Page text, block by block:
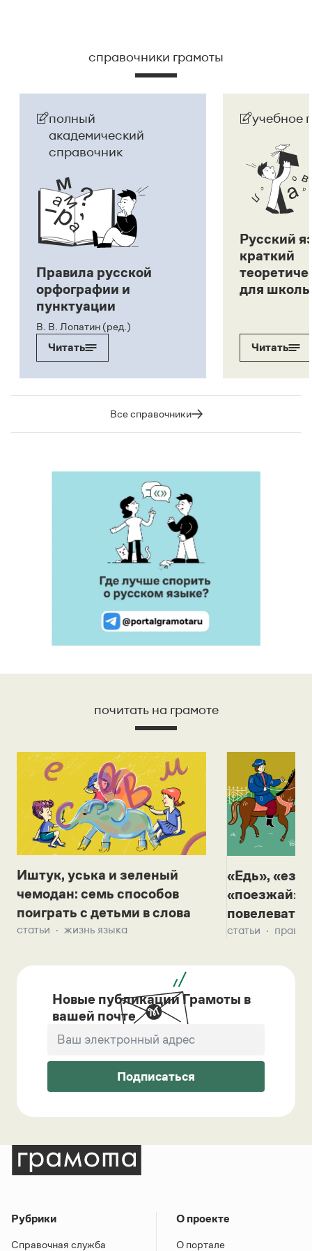
справочники грамоты
полный
академический
справочник
Правила русской
орфографии и
пунктуации
В. В. Лопатин (ред.)
Читать
учебное
Русский
краткий
для
Читать
Все справочники
почитать на грамоте
Иштук, уська и зеленый
чемодан: семь способов
поиграть с детьми в слова
статьи жизнь языка
«Едь»,
«поезжай»?
повелевать
статьи
Новые публикации Грамоты в
вашей почте
Подписаться
Рубрики
Справочная служба
О проекте
О портале